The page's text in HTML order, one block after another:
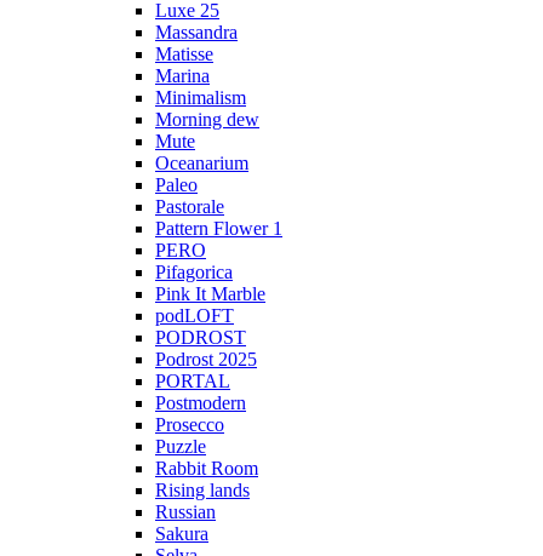
Luxe 25
Massandra
Matisse
Marina
Minimalism
Morning dew
Mute
Oceanarium
Paleo
Pastorale
Pattern Flower 1
PERO
Pifagorica
Pink It Marble
podLOFT
PODROST
Podrost 2025
PORTAL
Postmodern
Prosecco
Puzzle
Rabbit Room
Rising lands
Russian
Sakura